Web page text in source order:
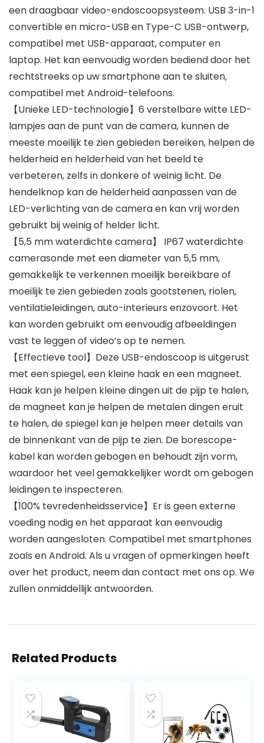
een draagbaar video-endoscoopsysteem. USB 3-in-1
convertible en micro-USB en Type-C USB-ontwerp,
compatibel met USB-apparaat, computer en
laptop. Het kan eenvoudig worden bediend door het
rechtstreeks op uw smartphone aan te sluiten,
compatibel met Android-telefoons.
【Unieke LED-technologie】6 verstelbare witte LED-
lampjes aan de punt van de camera, kunnen de
meeste moeilijk te zien gebieden bereiken, helpen de
helderheid en helderheid van het beeld te
verbeteren, zelfs in donkere of weinig licht. De
hendelknop kan de helderheid aanpassen van de
LED-verlichting van de camera en kan vrij worden
gebruikt bij weinig of helder licht.
【5,5 mm waterdichte camera】 IP67 waterdichte
camerasonde met een diameter van 5,5 mm,
gemakkelijk te verkennen moeilijk bereikbare of
moeilijk te zien gebieden zoals gootstenen, riolen,
ventilatieleidingen, auto-interieurs enzovoort. Het
kan worden gebruikt om eenvoudig afbeeldingen
vast te leggen of video’s op te nemen.
【Effectieve tool】Deze USB-endoscoop is uitgerust
met een spiegel, een kleine haak en een magneet.
Haak kan je helpen kleine dingen uit de pijp te halen,
de magneet kan je helpen de metalen dingen eruit
te halen, de spiegel kan je helpen meer details van
de binnenkant van de pijp te zien. De borescope-
kabel kan worden gebogen en behoudt zijn vorm,
waardoor het veel gemakkelijker wordt om gebogen
leidingen te inspecteren.
【100% tevredenheidsservice】Er is geen externe
voeding nodig en het apparaat kan eenvoudig
worden aangesloten. Compatibel met smartphones
zoals en Android. Als u vragen of opmerkingen heeft
over het product, neem dan contact met ons op. We
zullen onmiddellijk antwoorden.
Related Products